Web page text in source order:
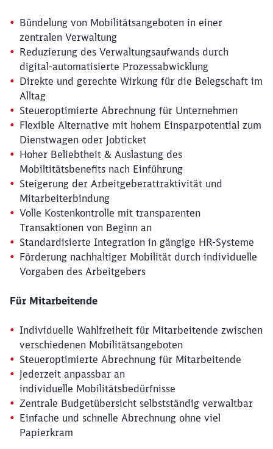
Bündelung von Mobilitätsangeboten in einer
zentralen Verwaltung
Reduzierung des Verwaltungsaufwands durch
digital-automatisierte Prozessabwicklung
Direkte und gerechte Wirkung für die Belegschaft im
Alltag
Steueroptimierte Abrechnung für Unternehmen
Flexible Alternative mit hohem Einsparpotential zum
Dienstwagen oder Jobticket
Hoher Beliebtheit & Auslastung des
Mobiltitätsbenefits nach Einführung
Steigerung der Arbeitgeberattraktivität und
Mitarbeiterbindung
Volle Kostenkontrolle mit transparenten
Transaktionen von Beginn an
Standardisierte Integration in gängige HR-Systeme
Förderung nachhaltiger Mobilität durch individuelle
Vorgaben des Arbeitgebers
Für Mitarbeitende
Individuelle Wahlfreiheit für Mitarbeitende zwischen
verschiedenen Mobilitätsangeboten
Steueroptimierte Abrechnung für Mitarbeitende
Jederzeit anpassbar an
individuelle Mobilitätsbedürfnisse
Zentrale Budgetübersicht selbstständig verwaltbar
Einfache und schnelle Abrechnung ohne viel
Papierkram
Schließen
Möchten Sie zu